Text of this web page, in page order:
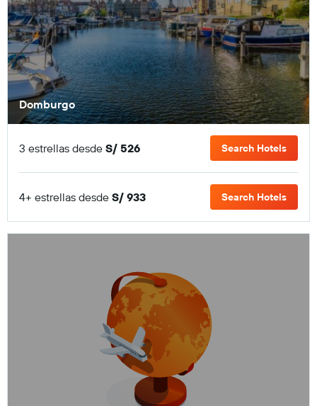
Domburgo
3 estrellas desde S/ 526 Search Hotels
4+ estrellas desde S/ 933 Search Hotels